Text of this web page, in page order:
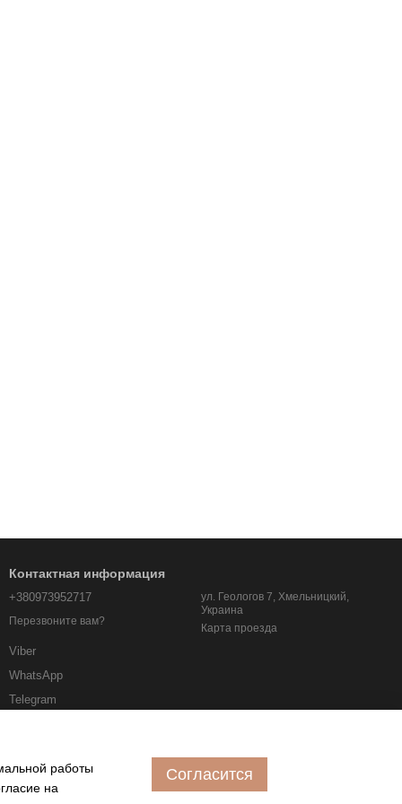
Контактная информация
+380973952717
Перезвоните вам?
Viber
WhatsApp
Telegram
ул. Геологов 7, Хмельницкий,
Украина
Карта проезда
работы
на
Согласится